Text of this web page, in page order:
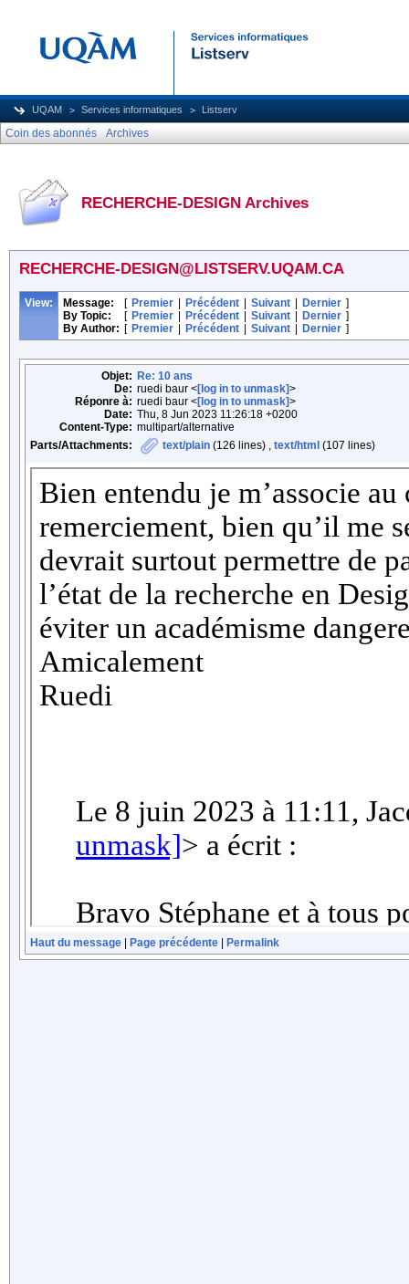
UQAM Services informatiques Listserv
Coin des abonnés Archives
RECHERCHE-DESIGN Archives
RECHERCHE-DESIGN@LISTSERV.UQAM.CA
View: Message: [ Premier Précédent Suivant Dernier ]
By Topic:
[ Premier Précédent Suivant Dernier ]
By Author: [ Premier Précédent Suivant Dernier ]
Objet: Re: 10 ans
De: ruedi baur <[log in to unmask]>
Réponre à: ruedi baur <[log in to unmask]>
Date: Thu, 8 Jun 2023 11:26:18 +0200
Content-Type: multipart/alternative
Parts/Attachments:
text/plain (126 lines) , text/html (107 lines)
Haut du message Page précédente Permalink